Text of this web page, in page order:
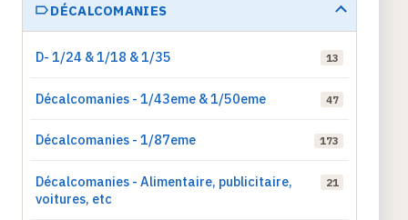
DÉCALCOMANIES
D- 1/24 & 1/18 & 1/35 13
Décalcomanies - 1/43eme & 1/50eme 47
Décalcomanies - 1/87eme 173
Décalcomanies - Alimentaire, publicitaire,
voitures, etc
21